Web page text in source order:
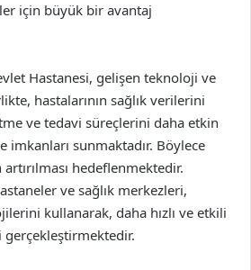
için büyük bir avantaj
Hastanesi, gelişen teknoloji ve
hastalarının sağlık verilerini
ve tedavi süreçlerini daha etkin
imkanları sunmaktadır. Böylece
hedeflenmektedir.
ve sağlık merkezleri,
kullanarak, daha hızlı ve etkili
gerçekleştirmektedir.